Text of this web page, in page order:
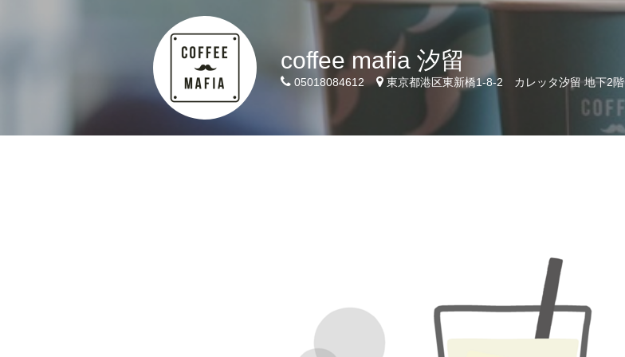
coffee mafia 汐留
05018084612 東京都港区東新橋1-8-2 カレッタ汐留 地下2階